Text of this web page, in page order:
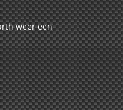
weer een